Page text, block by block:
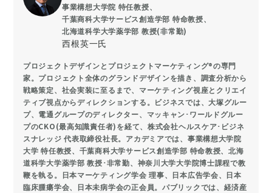
事業構想大学院 特任教授、
千葉商科大学サービス創造学部 特命教授、
北海道科学大学薬学部 教授(非常勤)
西根英一氏
プロジェクトデザインとプロジェクトマーケティング®の専門
家。プロジェクト全体のグランドデザインを描き、調査分析から
戦略策定、社会実装に至るまで、マーケティング視座とクリエイ
ティブ視点からディレクションする。ビジネスでは、大塚グルー
プ、電通グループのディレクター、マッキャン･ワールドグルー
プのCKO(最高知識責任者)を経て、株式会社ヘルスケア･ビジネ
スナレッジ 代表取締役社長。アカデミアでは、事業構想大学院
大学 特任教授、千葉商科大学サービス創造学部 特命教授、北海
道科学大学薬学部 教授･非常勤、神奈川大学大学院博士課程で教
鞭を執る。日本マーケティング学会 理事、日本広告学会、日本
臨床腫瘍学会、日本未病学会の正会員。パブリックでは、経済産